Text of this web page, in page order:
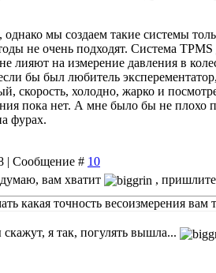
однако мы создаем такие системы
не очень подходят. Система
лияют на измерение давления в
бы был любитель
скорость, холодно, жарко и
пока нет. А мне было бы не плохо
фурах.
| Сообщение # 10
вам хватит ,
какая точность весоизмерения
я так, погулять вышла...